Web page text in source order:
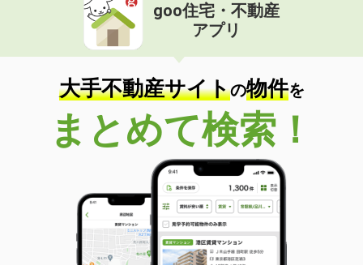
goo住宅・不動産
アプリ
大手不動産サイトの物件を
まとめて検索！